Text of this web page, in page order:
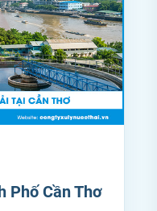
Phố Cần Thơ